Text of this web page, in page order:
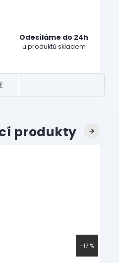
Odesíláme do 24h
u produktů skladem
produkty Next